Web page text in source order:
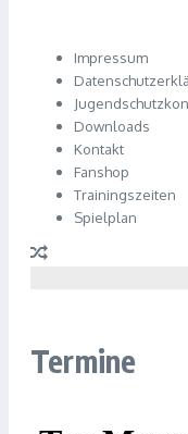
Impressum
Downloads
Kontakt
Fanshop
Trainingszeiten
Spielplan
Termine